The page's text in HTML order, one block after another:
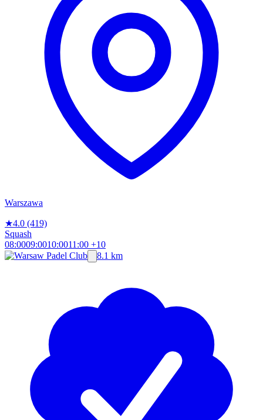
Warszawa
★4.0 (419)
Squash
08:0009:0010:0011:00 +10
8.1 km